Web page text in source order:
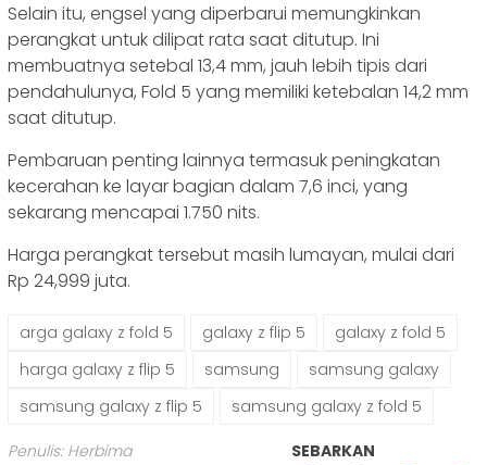
Selain itu, engsel yang diperbarui memungkinkan
perangkat untuk dilipat rata saat ditutup. Ini
membuatnya setebal 13,4 mm, jauh lebih tipis dari
pendahulunya, Fold 5 yang memiliki ketebalan 14,2 mm
saat ditutup.
Pembaruan penting lainnya termasuk peningkatan
kecerahan ke layar bagian dalam 7,6 inci, yang
sekarang mencapai 1.750 nits.
Harga perangkat tersebut masih lumayan, mulai dari
Rp 24,999 juta.
arga galaxy z fold 5 galaxy z flip 5
galaxy z fold 5
harga galaxy z flip 5
samsung
samsung galaxy
samsung galaxy z flip 5
samsung galaxy z fold 5
Penulis: Herbima SEBARKAN